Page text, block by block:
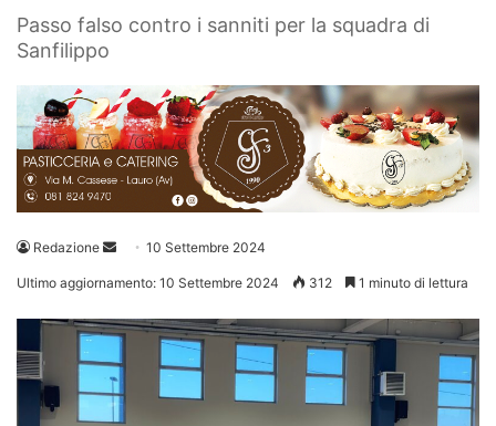
Passo falso contro i sanniti per la squadra di
Sanfilippo
Redazione
Invia 10 Settembre 2024
Ultimo aggiornamento: 10 Settembre 2024 312 1 minuto di lettura